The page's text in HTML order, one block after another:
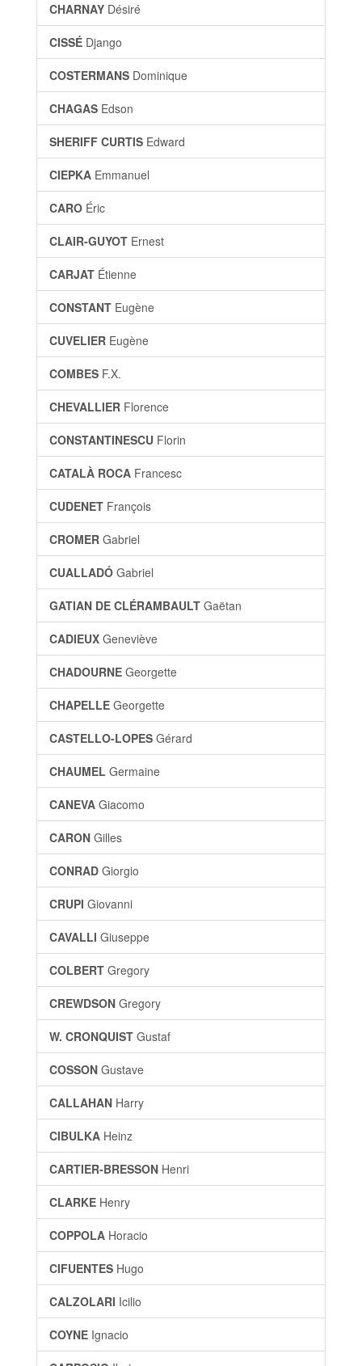
CHARNAY Désiré
CISSÉ Django
COSTERMANS Dominique
CHAGAS Edson
SHERIFF CURTIS Edward
CIEPKA Emmanuel
CARO Éric
CLAIR-GUYOT Ernest
CARJAT Étienne
CONSTANT Eugène
CUVELIER Eugène
COMBES F.X.
CHEVALLIER Florence
CONSTANTINESCU Florin
CATALÀ ROCA Francesc
CUDENET François
CROMER Gabriel
CUALLADÓ Gabriel
GATIAN DE CLÉRAMBAULT Gaëtan
CADIEUX Geneviève
CHADOURNE Georgette
CHAPELLE Georgette
CASTELLO-LOPES Gérard
CHAUMEL Germaine
CANEVA Giacomo
CARON Gilles
CONRAD Giorgio
CRUPI Giovanni
CAVALLI Giuseppe
COLBERT Gregory
CREWDSON Gregory
W. CRONQUIST Gustaf
COSSON Gustave
CALLAHAN Harry
CIBULKA Heinz
CARTIER-BRESSON Henri
CLARKE Henry
COPPOLA Horacio
CIFUENTES Hugo
CALZOLARI Icilio
COYNE Ignacio